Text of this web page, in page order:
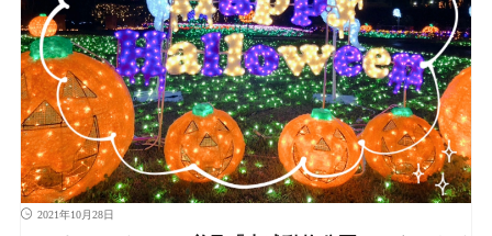
2021年10月28日